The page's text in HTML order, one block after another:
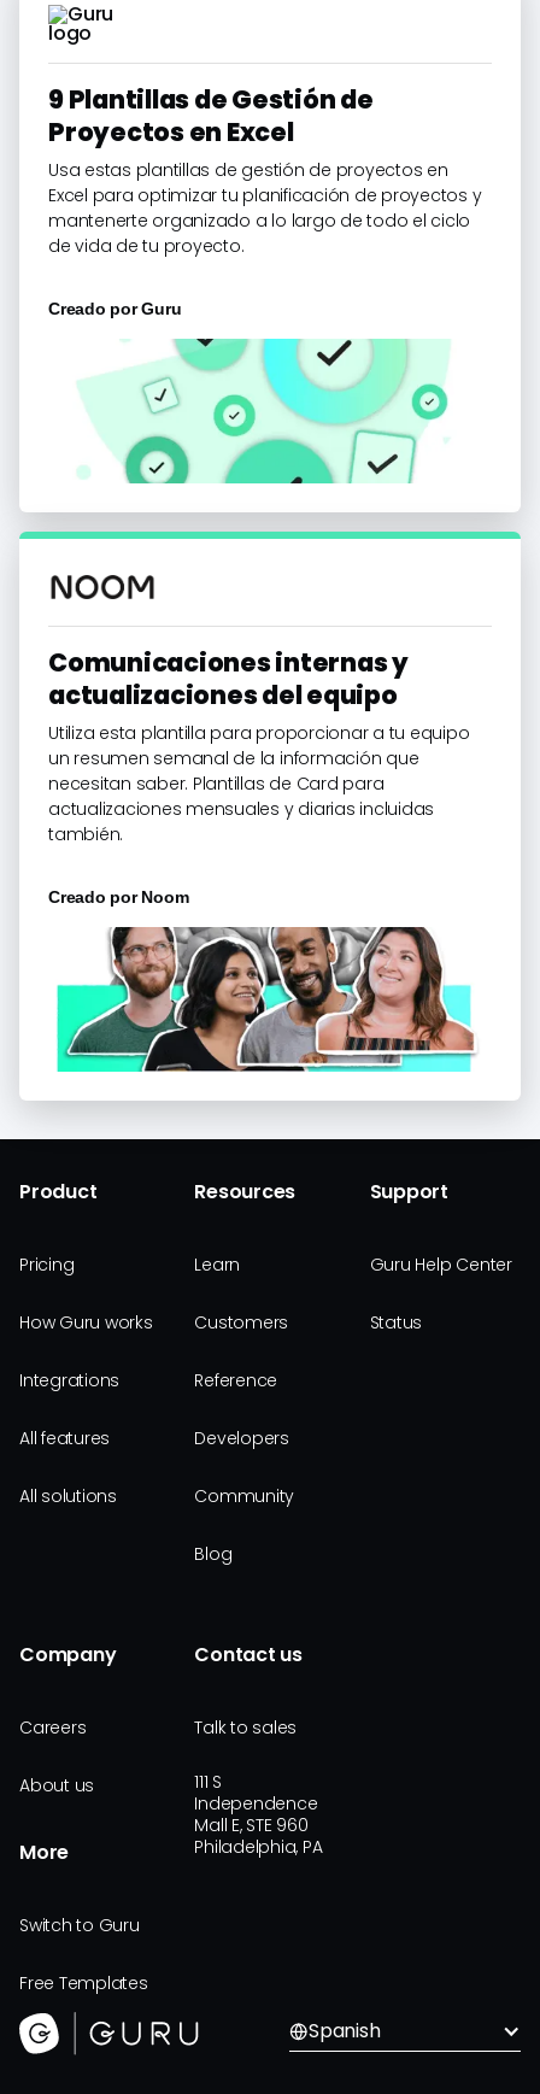
9 Plantillas de Gestión de
Proyectos en Excel
Usa estas plantillas de gestión de proyectos en
Excel para optimizar tu planificación de proyectos y
mantenerte organizado a lo largo de todo el ciclo
de vida de tu proyecto.
Creado porGuru
Comunicaciones internas y
actualizaciones del equipo
Utiliza esta plantilla para proporcionar a tu equipo
un resumen semanal de la información que
necesitan saber. Plantillas de Card para
actualizaciones mensuales y diarias incluidas
también.
Creado porNoom
Product
Pricing
How Guru works
Integrations
All features
All solutions
Resources
Learn
Customers
Reference
Developers
Community
Blog
Support
Guru Help Center
Status
Company
Careers
About us
More
Switch to Guru
Free Templates
Contact us
Talk to sales
111 S
Independence
Mall E, STE 960
Philadelphia, PA
Spanish